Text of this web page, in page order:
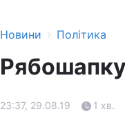
Новини › Політика
23:37, 29.08.19 1 хв.